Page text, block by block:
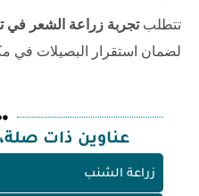
تتطلبتجربة زراعة الشعر في
لضمان استقرار البصيلات في
عناوين ذات
زراعة الشنب